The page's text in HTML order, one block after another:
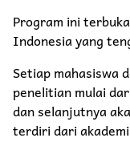
Program ini
Indonesia yang
Setiap mahasiswa
penelitian mulai
dan selanjutnya
terdiri dari